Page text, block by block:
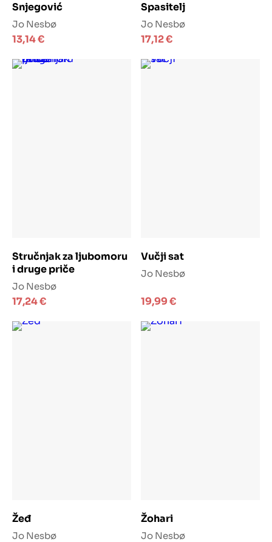
Snjegović
Jo Nesbø
13,14€
Spasitelj
Jo Nesbø
17,12€
Stručnjak za ljubomoru
i druge priče
Jo Nesbø
17,24€
Vučji sat
Jo Nesbø
19,99€
Žeđ
Jo Nesbø
Žohari
Jo Nesbø